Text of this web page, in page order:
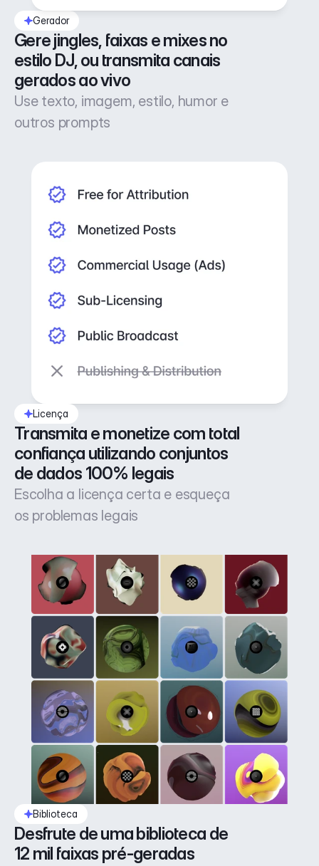
Gerador
Gere jingles, faixas e mixes no
estilo DJ, ou transmita canais
gerados ao vivo
Use texto, imagem, estilo, humor e
outros prompts
Licença
Transmita e monetize com total
confiança utilizando conjuntos
de dados 100% legais
Escolha a licença certa e esqueça
os problemas legais
Biblioteca
Desfrute de uma biblioteca de
12 mil faixas pré-geradas